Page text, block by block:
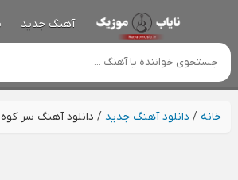
آهنگ جدید
خانه/ دانلود آهنگ جدید / دانلود آهنگ سر کوه